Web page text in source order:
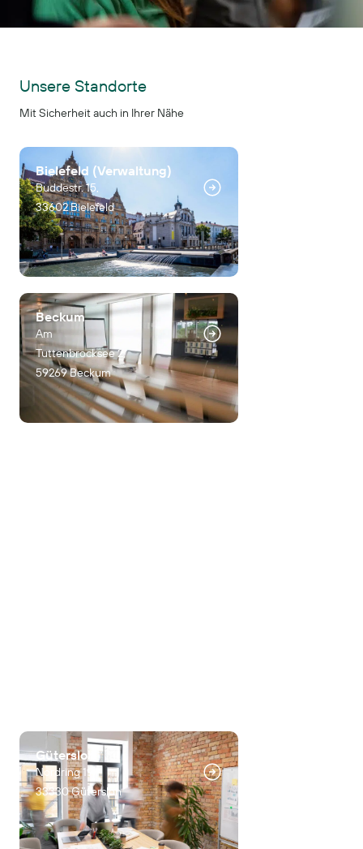
Unsere Standorte
Mit Sicherheit auch in Ihrer Nähe
Bielefeld (Verwaltung)
Buddestr. 15,
33602 Bielefeld
Beckum
Am
Tuttenbrocksee 2,
59269 Beckum
Gütersloh
Nordring 19,
33330 Gütersloh